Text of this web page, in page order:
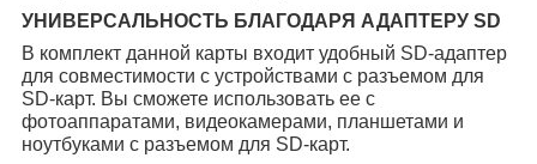
УНИВЕРСАЛЬНОСТЬ БЛАГОДАРЯ АДАПТЕРУ SD
В комплект данной карты входит удобный SD-адаптер
для совместимости с устройствами с разъемом для
SD-карт. Вы сможете использовать ее с
фотоаппаратами, видеокамерами, планшетами и
ноутбуками с разъемом для SD-карт.